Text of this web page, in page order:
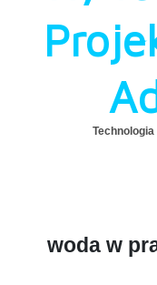
Technologia
woda w